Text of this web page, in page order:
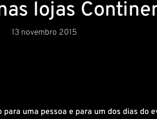
lojas
13 novembro 2015
para uma pessoa e para um dos dias do